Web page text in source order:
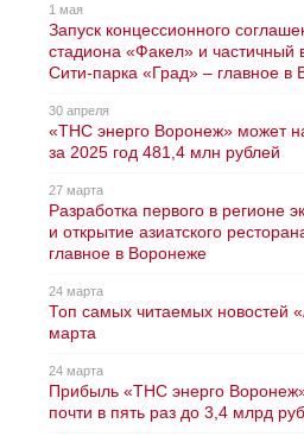
1 мая
Запуск концессионного
стадиона «Факел» и частичный
Сити-парка «Град» – главное в
30 апреля
«ТНС энерго Воронеж» может
за 2025 год 481,4 млн рублей
27 марта
Разработка первого в регионе
и открытие азиатского
главное в Воронеже
24 марта
Топ самых читаемых новостей
марта
24 марта
Прибыль «ТНС энерго
почти в пять раз до 3,4 млрд